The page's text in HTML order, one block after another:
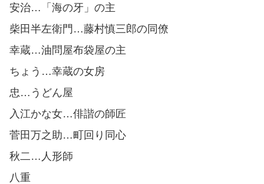
安治…「海の牙」の主
柴田半左衛門…藤村慎三郎の同僚
幸蔵…油問屋布袋屋の主
ちょう…幸蔵の女房
忠…うどん屋
入江かな女…俳諧の師匠
菅田万之助…町回り同心
秋二…人形師
八重